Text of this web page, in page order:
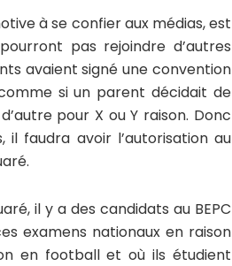
à se confier aux médias, est
pas rejoindre d’autres
avaient signé une convention
si un parent décidait de
pour X ou Y raison. Donc
faudra avoir l’autorisation au
il y a des candidats au BEPC
examens nationaux en raison
en football et où ils étudient